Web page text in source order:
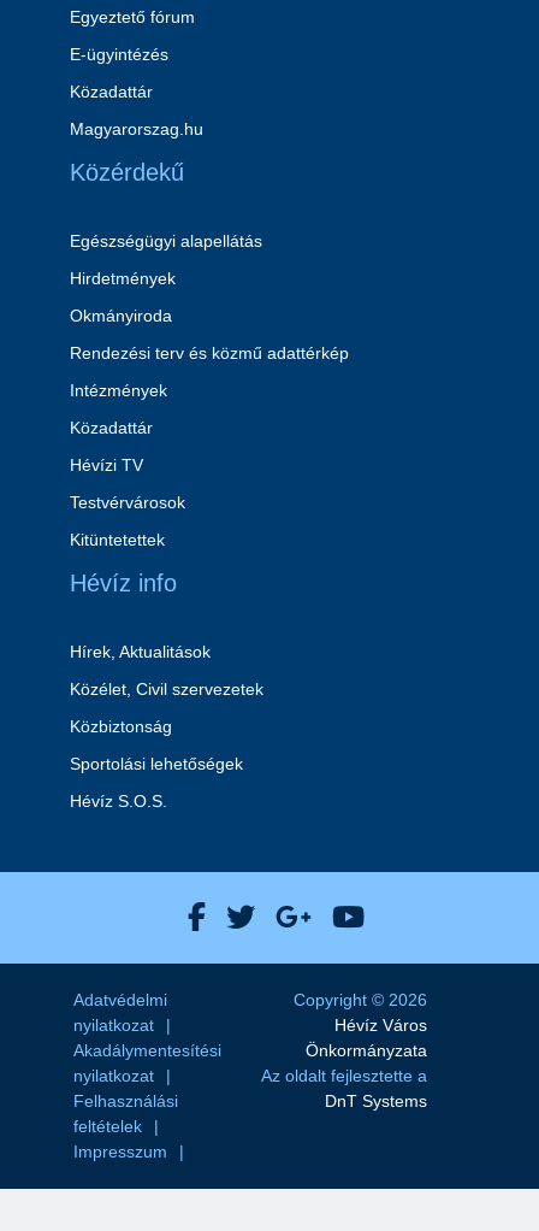
Egyeztető fórum
E-ügyintézés
Közadattár
Magyarorszag.hu
Közérdekű
Egészségügyi alapellátás
Hirdetmények
Okmányiroda
Rendezési terv és közmű adattérkép
Intézmények
Közadattár
Hévízi TV
Testvérvárosok
Kitüntetettek
Hévíz info
Hírek, Aktualitások
Közélet, Civil szervezetek
Közbiztonság
Sportolási lehetőségek
Hévíz S.O.S.
Hévíz Város Facebook
Hévíz Város X
Hévíz Város
Hévíz Város
Adatvédelmi
nyilatkozat
Akadálymentesítési
nyilatkozat
Felhasználási
feltételek
Impresszum
Copyright © 2026
Hévíz Város
Önkormányzata
Az oldalt fejlesztette a
DnT Systems